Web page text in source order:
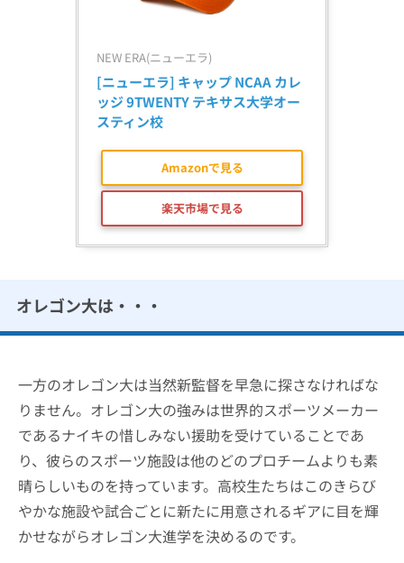
NEW ERA(ニューエラ)
[ニューエラ] キャップ NCAA カレ
ッジ 9TWENTY テキサス大学オー
スティン校
Amazonで見る
楽天市場で見る
オレゴン大は・・・
一方のオレゴン大は当然新監督を早急に探さなければな
りません。オレゴン大の強みは世界的スポーツメーカー
であるナイキの惜しみない援助を受けていることであ
り、彼らのスポーツ施設は他のどのプロチームよりも素
晴らしいものを持っています。高校生たちはこのきらび
やかな施設や試合ごとに新たに用意されるギアに目を輝
かせながらオレゴン大進学を決めるのです。